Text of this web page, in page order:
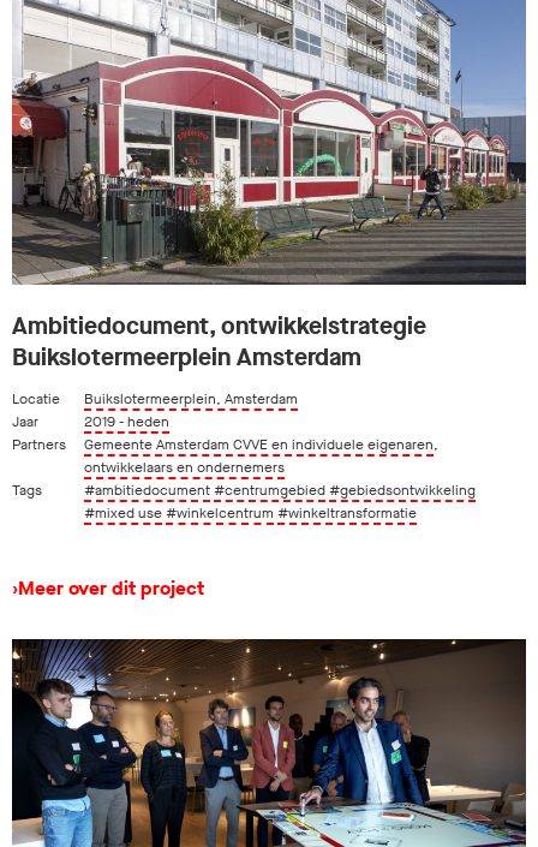
Ambitiedocument, ontwikkelstrategie
Buikslotermeerplein Amsterdam
Locatie
Buikslotermeerplein, Amsterdam
Jaar
2019 - heden
Partners
Gemeente Amsterdam CVVE en individuele eigenaren,
ontwikkelaars en ondernemers
Tags
#ambitiedocument#centrumgebied#gebiedsontwikkeling
#mixed use#winkelcentrum #winkeltransformatie
›Meer over dit project